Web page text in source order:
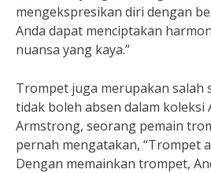
mengekspresikan diri dengan
Anda dapat menciptakan
nuansa yang kaya.”
Trompet juga merupakan salah
tidak boleh absen dalam koleksi
Armstrong, seorang pemain
pernah mengatakan, “Trompet
Dengan memainkan trompet,